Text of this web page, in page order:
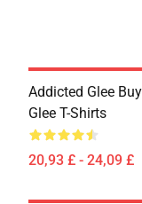
Addicted Glee
Glee T-Shirts
20,93 £ - 24,09 £